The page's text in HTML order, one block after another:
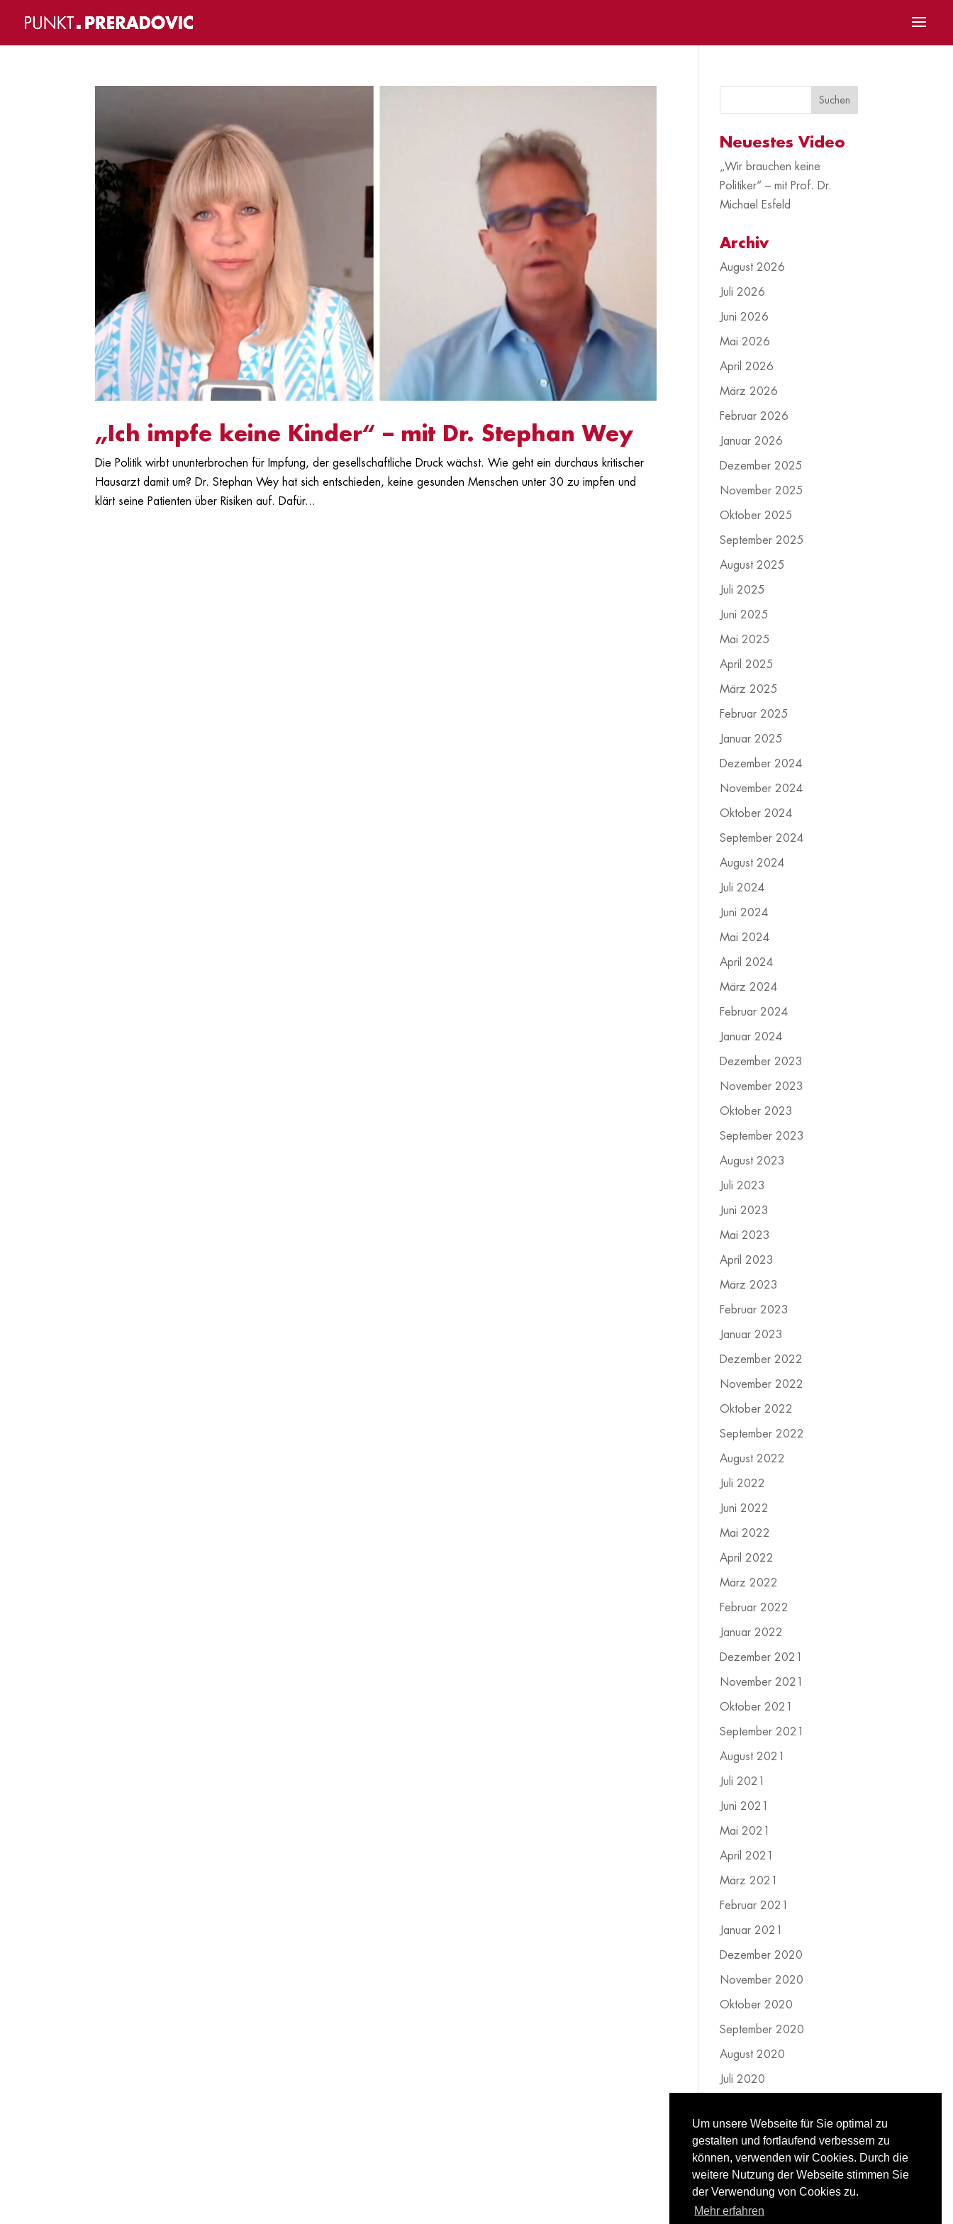
„Ich impfe keine Kinder“ – mit Dr. Stephan Wey
Die Politik wirbt ununterbrochen für Impfung, der gesellschaftliche Druck wächst. Wie geht ein durchaus kritischer
Hausarzt damit um? Dr. Stephan Wey hat sich entschieden, keine gesunden Menschen unter 30 zu impfen und
klärt seine Patienten über Risiken auf. Dafür...
Neuestes Video
„Wir brauchen keine
Politiker“ – mit Prof. Dr.
Michael Esfeld
Archiv
August 2026
Juli 2026
Juni 2026
Mai 2026
April 2026
März 2026
Februar 2026
Januar 2026
Dezember 2025
November 2025
Oktober 2025
September 2025
August 2025
Juli 2025
Juni 2025
Mai 2025
April 2025
März 2025
Februar 2025
Januar 2025
Dezember 2024
November 2024
Oktober 2024
September 2024
August 2024
Juli 2024
Juni 2024
Mai 2024
April 2024
März 2024
Februar 2024
Januar 2024
Dezember 2023
November 2023
Oktober 2023
September 2023
August 2023
Juli 2023
Juni 2023
Mai 2023
April 2023
März 2023
Februar 2023
Januar 2023
Dezember 2022
November 2022
Oktober 2022
September 2022
August 2022
Juli 2022
Juni 2022
Mai 2022
April 2022
März 2022
Februar 2022
Januar 2022
Dezember 2021
November 2021
Oktober 2021
September 2021
August 2021
Juli 2021
Juni 2021
Mai 2021
April 2021
März 2021
Februar 2021
Januar 2021
Dezember 2020
November 2020
Oktober 2020
September 2020
August 2020
Juli 2020
Mai 2020
April 2020
März 2020
Um unsere Webseite für Sie optimal zu
gestalten und fortlaufend verbessern zu
können, verwenden wir Cookies. Durch die
weitere Nutzung der Webseite stimmen Sie
der Verwendung von Cookies zu.
Mehr erfahren